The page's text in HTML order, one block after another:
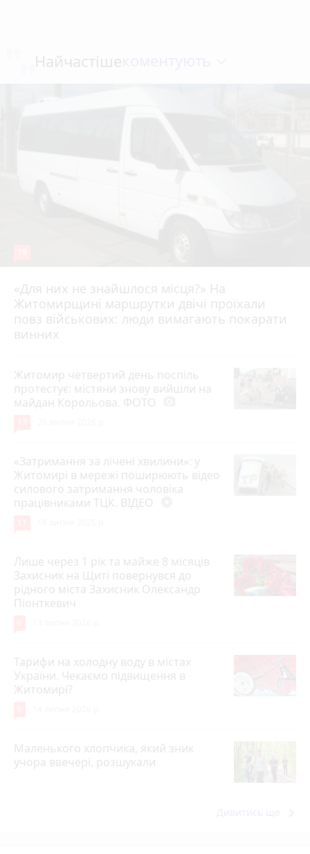
Найчастіше
«Для них не знайшлося місця?» На
Житомирщині маршрутки двічі проїхали
повз військових: люди вимагають покарати
винних
17 липня 2026 р.
Житомир четвертий день поспіль
протестує: містяни знову вийшли на
майдан Корольова. ФОТО
«Затримання за лічені хвилини»: у
Житомирі в мережі поширюють відео
силового затримання чоловіка
працівниками ТЦК. ВІДЕО
Лише через 1 рік та майже 8 місяців
Захисник на Щиті повернувся до
рідного міста Захисник Олександр
Піонткевич
Тарифи на холодну воду в містах
України. Чекаємо підвищення в
Житомирі?
Маленького хлопчика, який зник
учора ввечері, розшукали